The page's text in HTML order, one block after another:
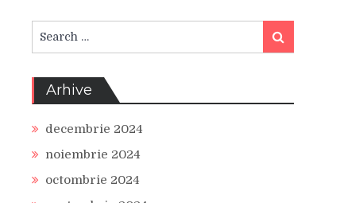
for:
Search
Arhive
decembrie 2024
noiembrie 2024
octombrie 2024